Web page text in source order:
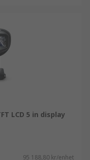
LCD 5 in display
95 188,80 kr/enhet